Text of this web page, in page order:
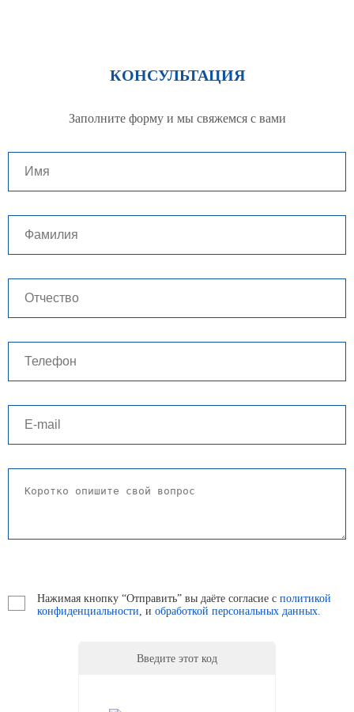
КОНСУЛЬТАЦИЯ
Заполните форму и мы свяжемся с вами
Нажимая кнопку “Отправить” вы даёте согласие с политикой
конфиденциальности, и обработкой персональных данных.
Введите этот код